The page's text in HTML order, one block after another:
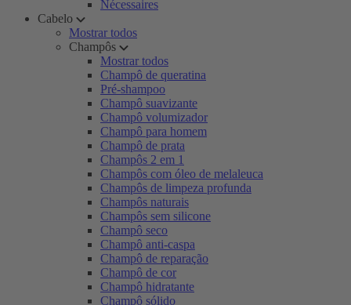
Nécessaires
Cabelo
Mostrar todos
Champôs
Mostrar todos
Champô de queratina
Pré-shampoo
Champô suavizante
Champô volumizador
Champô para homem
Champô de prata
Champôs 2 em 1
Champôs com óleo de melaleuca
Champôs de limpeza profunda
Champôs naturais
Champôs sem silicone
Champô seco
Champô anti-caspa
Champô de reparação
Champô de cor
Champô hidratante
Champô sólido